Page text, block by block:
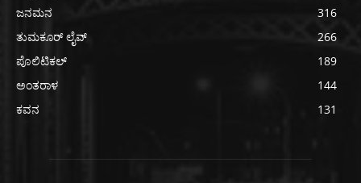
ಜನಮನ
316
ತುಮಕೂರ್ ಲೈವ್
266
ಪೊಲಿಟಿಕಲ್
189
ಅಂತರಾಳ
144
ಕವನ
131